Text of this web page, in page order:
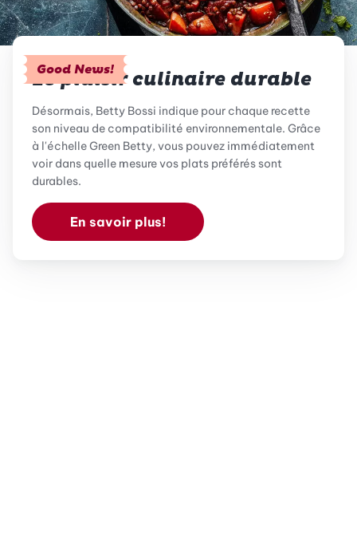
Good News!
Le plaisir culinaire durable
Désormais, Betty Bossi indique pour chaque recette
son niveau de compatibilité environnementale. Grâce
à l'échelle Green Betty, vous pouvez immédiatement
voir dans quelle mesure vos plats préférés sont
durables.
En savoir plus!